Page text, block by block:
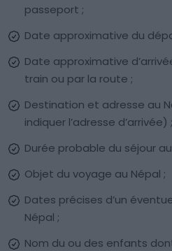
passeport ;
Date approximative du
Date approximative
train ou par la route ;
Destination et adresse au
indiquer l’adresse d’arrivée) ;
Durée probable du séjour
Objet du voyage au Népal ;
Dates précises d’un
Népal ;
Nom du ou des enfants